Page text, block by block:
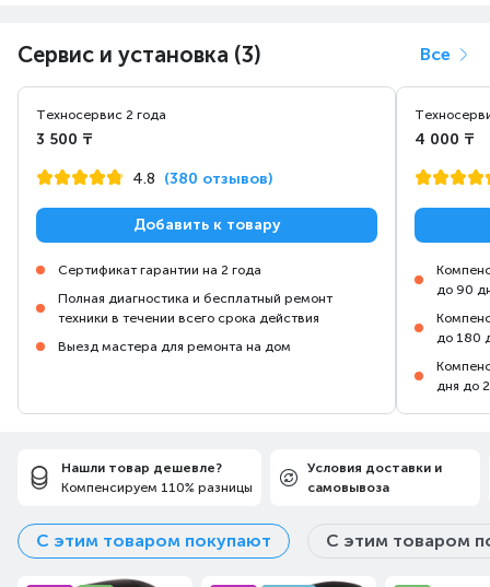
Сервис и установка (3) Все
Техносервис 2 года
3 500 ₸
4.8 (380 отзывов)
Добавить к товару
Сертификат гарантии на 2 года
Полная диагностика и бесплатный ремонт
техники в течении всего срока действия
Выезд мастера для ремонта на дом
4 000 ₸
до 90
до 180
дня до
Нашли товар дешевле?
Компенсируем 110% разницы
Условия доставки и
самовывоза
С этим товаром покупают С этим товаром